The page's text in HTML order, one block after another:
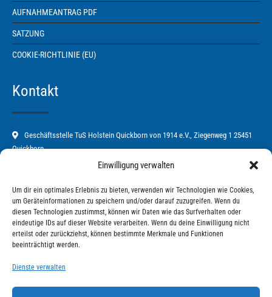
Einwilligung verwalten
Um dir ein optimales Erlebnis zu bieten, verwenden wir Technologien wie Cookies,
um Geräteinformationen zu speichern und/oder darauf zuzugreifen. Wenn du
diesen Technologien zustimmst, können wir Daten wie das Surfverhalten oder
eindeutige IDs auf dieser Website verarbeiten. Wenn du deine Einwilligung nicht
erteilst oder zurückziehst, können bestimmte Merkmale und Funktionen
beeinträchtigt werden.
Dienste verwalten
AUFNAHMEANTRAG PDF
SATZUNG
COOKIE-RICHTLINIE (EU)
Kontakt
Geschäftsstelle TuS Holstein Quickborn von 1914 e.V., Ziegenweg 1 25451
Quickborn
tus-holstein-quickborn@t-online.de
www.tischtennis-quickborn.de
Mo. und Fr. von 9:00 Uhr - 11:00 Uhr